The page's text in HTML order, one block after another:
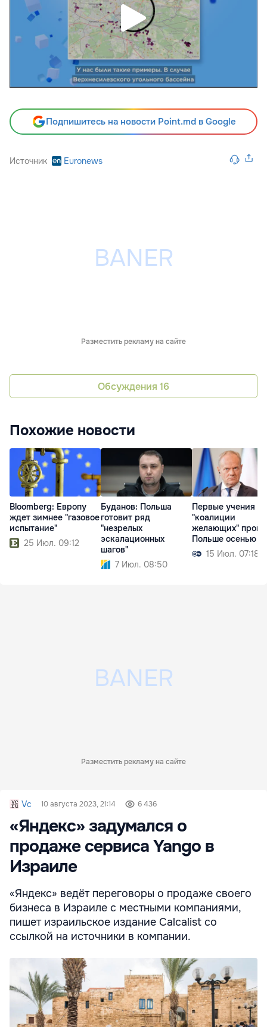
Подпишитесь на новости Point.md в Google
Источник Euronews
Разместить рекламу на сайте
Обсуждения 16
Похожие новости
Bloomberg: Европу
ждет зимнее "газовое
испытание"
25 Июл. 09:12
Буданов: Польша
готовит ряд
"незрелых
эскалационных
шагов"
7 Июл. 08:50
Первые учения
"коалиции
желающих"
Польше осенью
15 Июл. 07:18
Разместить рекламу на сайте
Vc 10 августа 2023, 21:14 6 436
«Яндекс» задумался о
продаже сервиса Yango в
Израиле
«Яндекс» ведёт переговоры о продаже своего
бизнеса в Израиле с местными компаниями,
пишет израильское издание Calcalist со
ссылкой на источники в компании.